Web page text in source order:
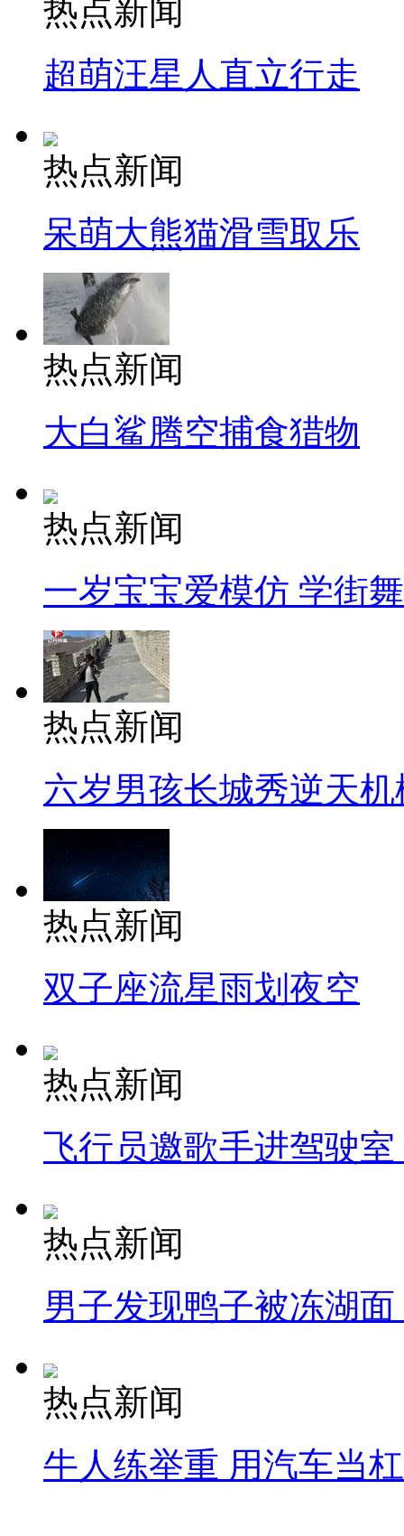
热点新闻
超萌汪星人直立行走
热点新闻
呆萌大熊猫滑雪取乐
热点新闻
大白鲨腾空捕食猎物
热点新闻
一岁宝宝爱模仿 学街
热点新闻
六岁男孩长城秀逆天机
热点新闻
双子座流星雨划夜空
热点新闻
飞行员邀歌手进驾驶
热点新闻
男子发现鸭子被冻湖
热点新闻
牛人练举重 用汽车当